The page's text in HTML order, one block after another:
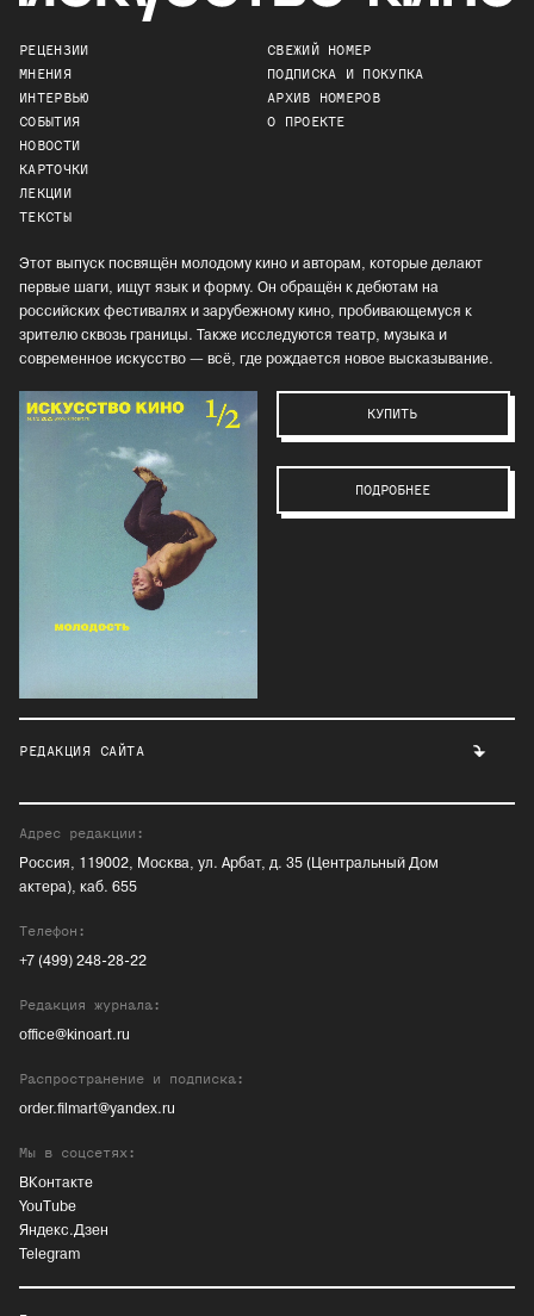
РЕЦЕНЗИИ
МНЕНИЯ
ИНТЕРВЬЮ
СОБЫТИЯ
НОВОСТИ
КАРТОЧКИ
ЛЕКЦИИ
ТЕКСТЫ
СВЕЖИЙ НОМЕР
ПОДПИСКА И ПОКУПКА
АРХИВ НОМЕРОВ
О ПРОЕКТЕ
Этот выпуск посвящён молодому кино и авторам, которые делают
первые шаги, ищут язык и форму. Он обращён к дебютам на
российских фестивалях и зарубежному кино, пробивающемуся к
зрителю сквозь границы. Также исследуются театр, музыка и
современное искусство — всё, где рождается новое высказывание.
КУПИТЬ
ПОДРОБНЕЕ
РЕДАКЦИЯ САЙТА
Адрес редакции:
Россия, 119002, Москва, ул. Арбат, д. 35 (Центральный Дом
актера), каб. 655
Телефон:
+7 (499) 248-28-22
Редакция журнала:
office@kinoart.ru
Распространение и подписка:
order.filmart@yandex.ru
Мы в соцсетях:
ВКонтакте
YouTube
Яндекс.Дзен
Telegram